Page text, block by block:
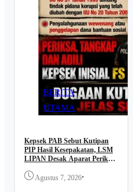
BERITA
UTAMA
Kepsek PAB Sebut Kutipan
PIP Hasil Kesepakatan, LSM
LIPAN Desak Aparat Periksa
Agustus 7, 2026•